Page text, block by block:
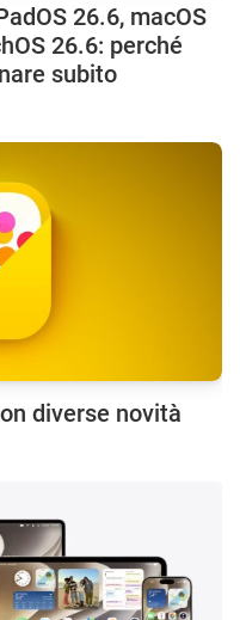
26.6, macOS
26.6: perché
subito
diverse novità